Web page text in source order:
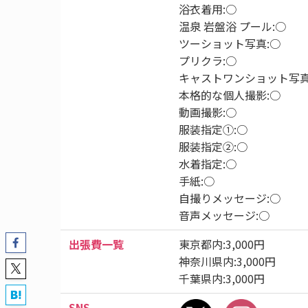
浴衣着用:○
温泉 岩盤浴 プール:○
ツーショット写真:○
プリクラ:○
キャストワンショット写
本格的な個人撮影:○
動画撮影:○
服装指定①:○
服装指定②:○
水着指定:○
手紙:○
自撮りメッセージ:○
音声メッセージ:○
出張費一覧
東京都内:3,000円
神奈川県内:3,000円
千葉県内:3,000円